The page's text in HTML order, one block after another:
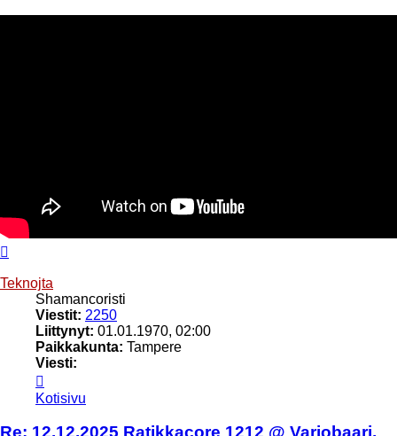
Teknojta
Shamancoristi
Viestit: 2250
Liittynyt: 01.01.1970, 02:00
Paikkakunta: Tampere
Viesti:
Teknojta
Kotisivu